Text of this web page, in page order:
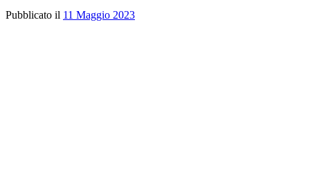
Pubblicato il 11 Maggio 2023